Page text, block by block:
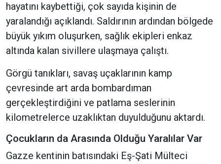
hayatını kaybettiği, çok sayıda kişinin de
yaralandığı açıklandı. Saldırının ardından bölgede
büyük yıkım oluşurken, sağlık ekipleri enkaz
altında kalan sivillere ulaşmaya çalıştı.
Görgü tanıkları, savaş uçaklarının kamp
çevresinde art arda bombardıman
gerçekleştirdiğini ve patlama seslerinin
kilometrelerce uzaklıktan duyulduğunu aktardı.
Çocukların da Arasında Olduğu Yaralılar Var
Gazze kentinin batısındaki Eş-Şati Mülteci